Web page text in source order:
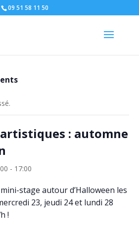
09 51 58 11 50
: automne
- 17:00
stage autour d’Halloween les
23, jeudi 24 et lundi 28
!